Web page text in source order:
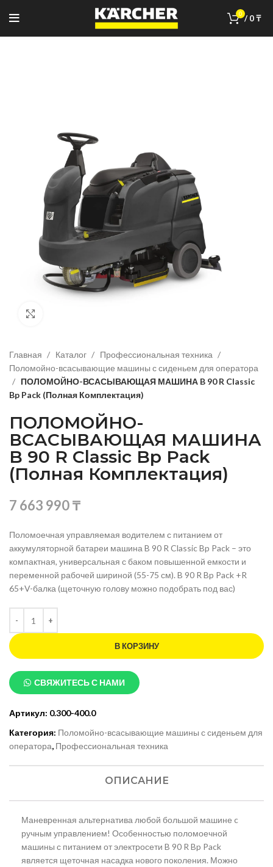
0 / 0₸
Главная Каталог
Профессиональная техника
Поломойно-всасывающие машины с сиденьем для оператора
ПОЛОМОЙНО-ВСАСЫВАЮЩАЯ МАШИНА B 90 R Classic
Bp Pack (Полная Комплектация)
ПОЛОМОЙНО-
ВСАСЫВАЮЩАЯ МАШИНА
B 90 R Classic Bp Pack
(Полная Комплектация)
7 663 990₸
Поломоечная управляемая водителем с питанием от
аккумуляторной батареи машина B 90 R Classic Bp Pack – это
компактная, универсальная с баком повышенной емкости и
переменной рабочей шириной (55-75 см). B 90 R Bp Pack +R
65+V-балка (щеточную голову можно подобрать под вас)
В КОРЗИНУ
СВЯЖИТЕСЬ С НАМИ
Артикул: 0.300-400.0
Категория: Поломойно-всасывающие машины с сиденьем для
оператора, Профессиональная техника
ОПИСАНИЕ
Маневренная альтернатива любой большой машине c
ручным управлением! Особенностью поломоечной
машины с питанием от электросети B 90 R Bp Pack
является щеточная насадка нового поколения. Можно